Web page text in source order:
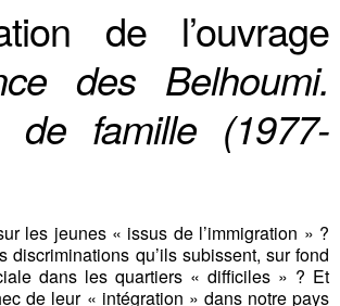
de l’ouvrage
des Belhoumi.
de famille (1977-
les jeunes « issus de l’immigration » ?
discriminations qu’ils subissent, sur fond
dans les quartiers « difficiles » ? Et
de leur « intégration » dans notre pays